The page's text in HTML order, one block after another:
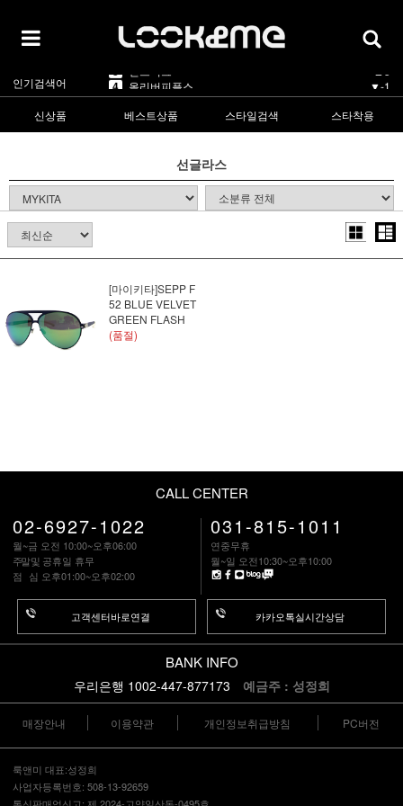
인기검색어
5 카렌워커
1 라피스센시블레 ▲2
마스카 ▲5
4 올리버피플스 ▼-1
5 카렌워커 ▼-1
라피스센시블레
신상품 베스트상품 스타일검색 스타착용
선글라스
[마이키타]SEPP F
52 BLUE VELVET
GREEN FLASH
(품절)
CALL CENTER
02-6927-1022
월~금 오전 10:00~오후06:00
주말및 공휴일 휴무
점 심 오후01:00~오후02:00
고객센터바로연결
031-815-1011
연중무휴
월~일 오전10:30~오후10:00
카카오톡실시간상담
BANK INFO
우리은행 1002-447-877173 예금주 : 성정희
매장안내 이용약관 개인정보취급방침 PC버전
룩앤미 대표:성정희
사업자등록번호: 508-13-92659